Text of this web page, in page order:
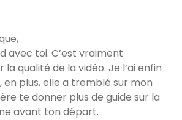
avec toi. C’est vraiment
qualité de la vidéo. Je l’ai enfin
plus, elle a tremblé sur mon
te donner plus de guide sur la
avant ton départ.